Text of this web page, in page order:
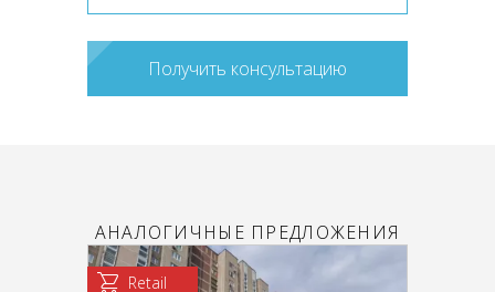
Получить консультацию
АНАЛОГИЧНЫЕ ПРЕДЛОЖЕНИЯ
Retail